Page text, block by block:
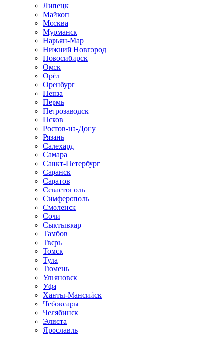
Липецк
Майкоп
Москва
Мурманск
Нарьян-Мар
Нижний Новгород
Новосибирск
Омск
Орёл
Оренбург
Пенза
Пермь
Петрозаводск
Псков
Ростов-на-Дону
Рязань
Салехард
Самара
Санкт-Петербург
Саранск
Саратов
Севастополь
Симферополь
Смоленск
Сочи
Сыктывкар
Тамбов
Тверь
Томск
Тула
Тюмень
Ульяновск
Уфа
Ханты-Мансийск
Чебоксары
Челябинск
Элиста
Ярославль